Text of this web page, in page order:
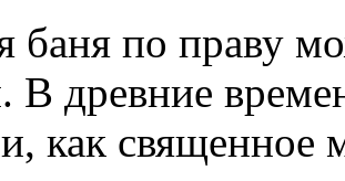
баня по праву
В древние
как священное